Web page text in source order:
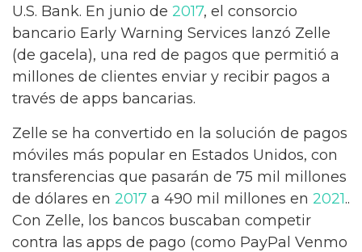
U.S. Bank. En junio de 2017, el consorcio
bancario Early Warning Services lanzó Zelle
(de gacela), una red de pagos que permitió a
millones de clientes enviar y recibir pagos a
través de apps bancarias.
Zelle se ha convertido en la solución de pagos
móviles más popular en Estados Unidos, con
transferencias que pasarán de 75 mil millones
de dólares en 2017 a 490 mil millones en 2021..
Con Zelle, los bancos buscaban competir
contra las apps de pago (como PayPal Venmo